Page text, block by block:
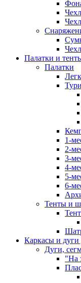
Палатки и
Палатки
1-
2-
3-
4-
5-
6-
Тенты и
Каркасы и дуги
Дуги,
"На